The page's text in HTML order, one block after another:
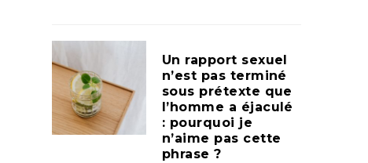
Un rapport sexuel
n’est pas terminé
sous prétexte que
l’homme a éjaculé
: pourquoi je
n’aime pas cette
phrase ?